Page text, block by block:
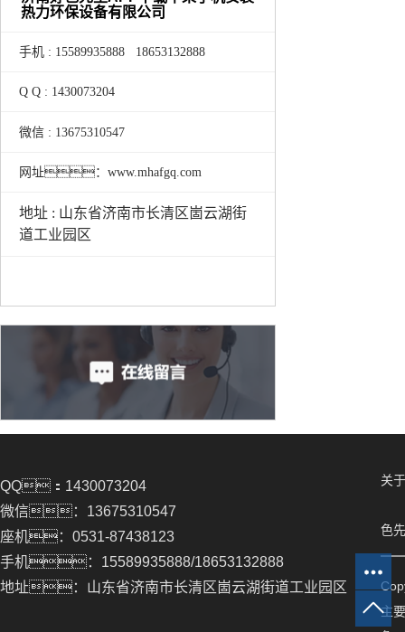
热力环保设备有限公司
手机 : 15589935888 18653132888
Q Q : 1430073204
微信 : 13675310547
网址：www.mhafgq.com
地址 : 山东省济南市长清区崮云湖街
道工业园区
QQ：1430073204
微信：13675310547
座机：0531-87438123
手机：15589935888/18653132888
地址：山东省济南市长清区崮云湖街道工业园区
关
色
主